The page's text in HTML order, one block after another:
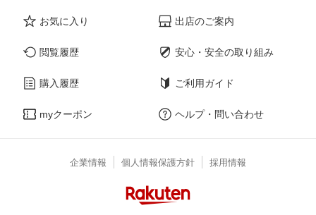
お気に入り
閲覧履歴
購入履歴
myクーポン
出店のご案内
安心・安全の取り組み
ご利用ガイド
ヘルプ・問い合わせ
企業情報 個人情報保護方針 採用情報